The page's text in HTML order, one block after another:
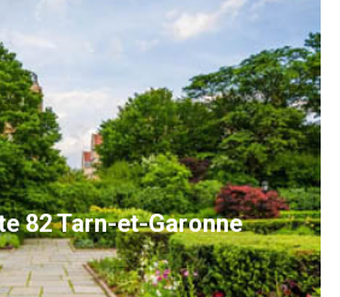
82 Tarn-et-Garonne